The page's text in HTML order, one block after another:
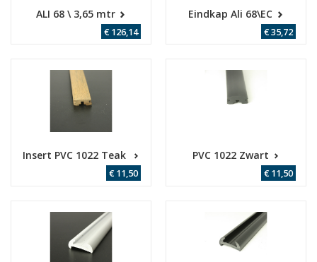
€ 126,14
ALI 68 \ 3,65 mtr
€ 35,72
Eindkap Ali 68\EC
€ 11,50
Insert PVC 1022 Teak
€ 11,50
PVC 1022 Zwart